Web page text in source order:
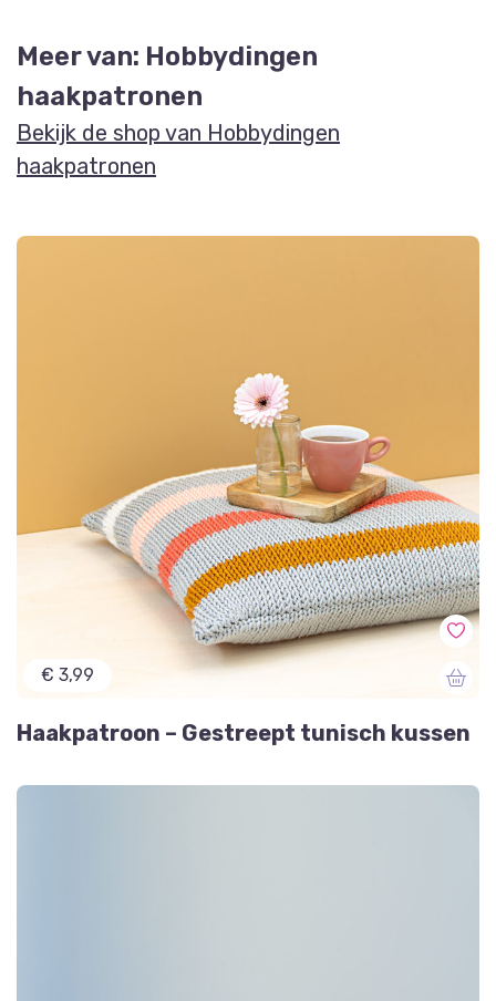
Meer van: Hobbydingen
haakpatronen
Bekijk de shop van Hobbydingen
haakpatronen
€ 3,99
Haakpatroon – Gestreept tunisch kussen